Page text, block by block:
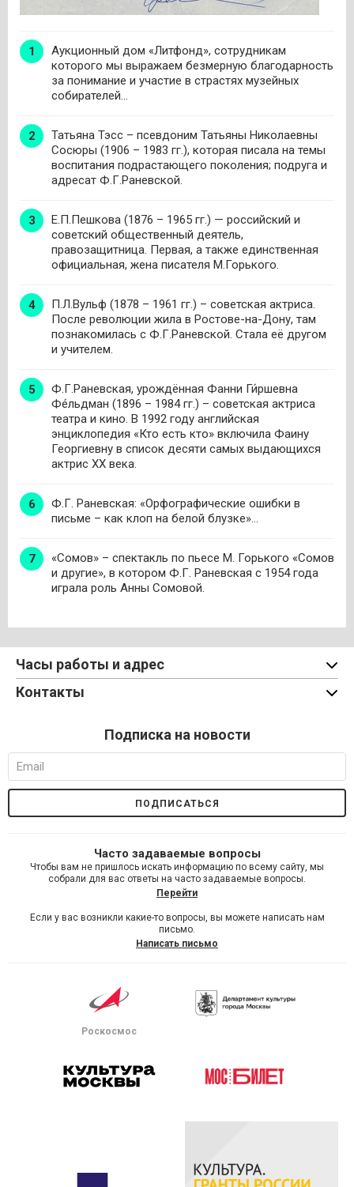
Аукционный дом «Литфонд», сотрудникам
которого мы выражаем безмерную благодарность
за понимание и участие в страстях музейных
собирателей…
Татьяна Тэсс – псевдоним Татьяны Николаевны
Сосюры (1906 – 1983 гг.), которая писала на темы
воспитания подрастающего поколения; подруга и
адресат Ф.Г.Раневской.
Е.П.Пешкова (1876 – 1965 гг.) — российский и
советский общественный деятель,
правозащитница. Первая, а также единственная
официальная, жена писателя М.Горького.
П.Л.Вульф (1878 – 1961 гг.) – советская актриса.
После революции жила в Ростове-на-Дону, там
познакомилась с Ф.Г.Раневской. Стала её другом
и учителем.
Ф.Г.Раневская, урождённая Фанни Ги́ршевна
Фе́льдман (1896 – 1984 гг.) – советская актриса
театра и кино. В 1992 году английская
энциклопедия «Кто есть кто» включила Фаину
Георгиевну в список десяти самых выдающихся
актрис XX века.
Ф.Г. Раневская: «Орфографические ошибки в
письме – как клоп на белой блузке»…
«Сомов» – спектакль по пьесе М. Горького «Сомов
и другие», в котором Ф.Г. Раневская с 1954 года
играла роль Анны Сомовой.
Часы работы и адрес
Контакты
Подписка на новости
Часто задаваемые вопросы
Чтобы вам не пришлось искать информацию по всему сайту, мы
собрали для вас ответы на часто задаваемые вопросы.
Перейти
Если у вас возникли какие-то вопросы, вы можете написать нам
письмо.
Написать письмо
Роскосмос